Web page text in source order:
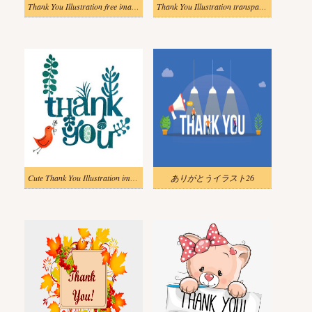
Thank You Illustration free images Thank You Illustration transparent 5
Cute Thank You Illustration image ありがとうイラスト26